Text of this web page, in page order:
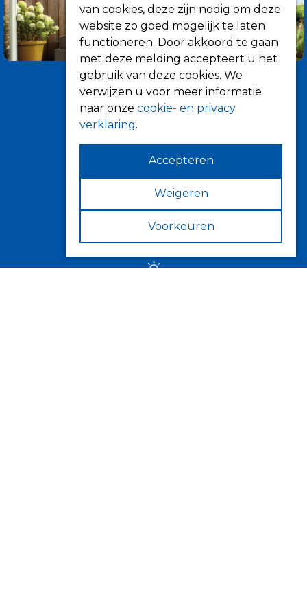
Informatie
Over ons
Tips
Verkooppunten
van cookies, deze zijn nodig om deze
website zo goed mogelijk te laten
functioneren. Door akkoord te gaan
met deze melding accepteert u het
gebruik van deze cookies. We
verwijzen u voor meer informatie
naar onze cookie- en privacy
verklaring.
Accepteren
Weigeren
Voorkeuren